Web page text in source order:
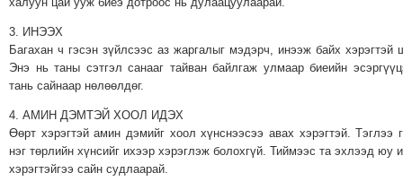
МЭДЭХҮЙ
ТЕХНОЛОГИ
ЭРДЭНЭТ
ЭРГЭН
ТОЙРОНД
ХАВРЫН
3. ИНЭЭХ
Багахан ч гэсэн зүйлсээс аз жаргалыг мэдэрч, инээж байх хэрэгтэй
Энэ нь таны сэтгэл санааг тайван байлгаж улмаар биеийн
тань сайнаар нөлөөлдөг.
4. АМИН ДЭМТЭЙ ХООЛ ИДЭХ
Өөрт хэрэгтэй амин дэмийг хоол хүнснээсээ авах хэрэгтэй. Тэглээ
нэг төрлийн хүнсийг ихээр хэрэглэж болохгүй. Тиймээс та эхлээд юу
хэрэгтэйгээ сайн судлаарай.